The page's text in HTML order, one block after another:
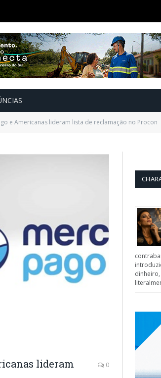
e Americanas lideram lista de reclamação no Procon
lideram
0